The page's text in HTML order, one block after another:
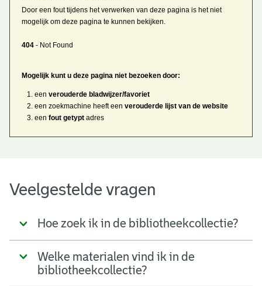
Door een fout tijdens het verwerken van deze pagina is het niet
mogelijk om deze pagina te kunnen bekijken.
404 - Not Found
Mogelijk kunt u deze pagina niet bezoeken door:
eenverouderde bladwijzer/favoriet
een zoekmachine heeft eenverouderde lijst van de website
eenfout getypt adres
Veelgestelde vragen
Hoe zoek ik in de bibliotheekcollectie?
Welke materialen vind ik in de
bibliotheekcollectie?